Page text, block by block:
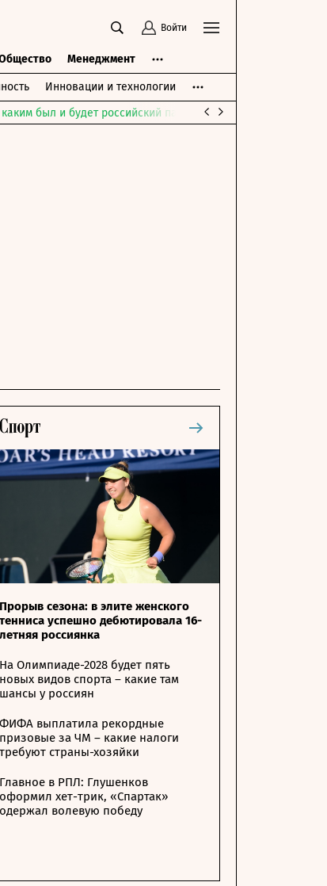
Войти
Менеджмент
Инновации и технологии
был и будет российский парламент
Прорыв сезона: в элите женского
тенниса успешно дебютировала 16-
летняя россиянка
На Олимпиаде-2028 будет пять
новых видов спорта – какие там
шансы у россиян
ФИФА выплатила рекордные
призовые за ЧМ – какие налоги
требуют страны-хозяйки
Главное в РПЛ: Глушенков
оформил хет-трик, «Спартак»
одержал волевую победу